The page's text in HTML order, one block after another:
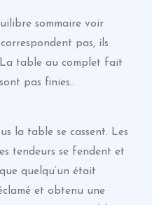
sommaire voir
pas, ils
La table au complet fait
pas finies..
la table se cassent. Les
tendeurs se fendent et
quelqu’un était
et obtenu une